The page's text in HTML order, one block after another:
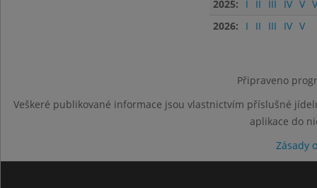
2025:
I II III IV V
2026:
I II III IV V
Připraveno
Veškeré publikované informace jsou vlastnictvím příslušné
aplikace do
Zásady